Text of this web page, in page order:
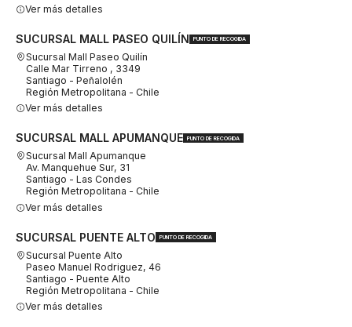
Ver más detalles
SUCURSAL MALL PASEO QUILÍN PUNTO DE RECOGIDA
Sucursal Mall Paseo Quilín
Calle Mar Tirreno , 3349
Santiago - Peñalolén
Región Metropolitana - Chile
Ver más detalles
SUCURSAL MALL APUMANQUE PUNTO DE RECOGIDA
Sucursal Mall Apumanque
Av. Manquehue Sur, 31
Santiago - Las Condes
Región Metropolitana - Chile
Ver más detalles
SUCURSAL PUENTE ALTO PUNTO DE RECOGIDA
Sucursal Puente Alto
Paseo Manuel Rodriguez, 46
Santiago - Puente Alto
Región Metropolitana - Chile
Ver más detalles